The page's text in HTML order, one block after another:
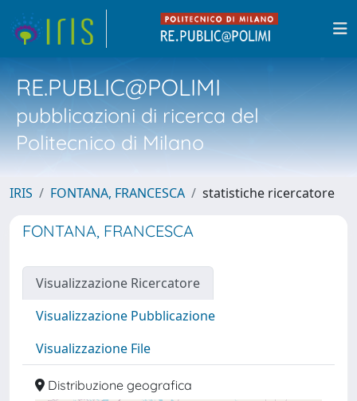
RE.PUBLIC@POLIMI
pubblicazioni di ricerca del
Politecnico di Milano
IRIS FONTANA, FRANCESCA statistiche ricercatore
FONTANA, FRANCESCA
Visualizzazione Ricercatore
Visualizzazione Pubblicazione
Visualizzazione File
Distribuzione geografica